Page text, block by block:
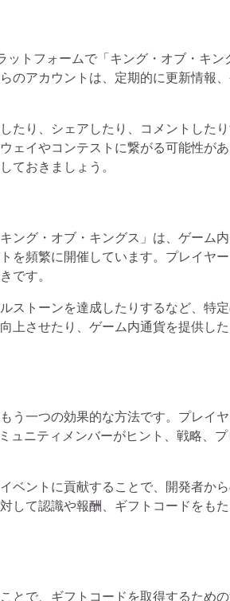
トフォームで「キング・オブ・キン
のアカウントは、定期的に更新情報
たり、シェアしたり、コメントした
ェイやコンテストに繋がる可能性があ
ておきましょう。
ング・オブ・キングス」は、ゲーム
を頻繁に開催しています。プレイヤー
です。
ストーンを達成したりするなど、特
上させたり、ゲーム内通貨を提供した
う一つの効果的な方法です。プレイ
ニティメンバーがヒント、戦略、プ
ベントに貢献することで、開発者か
して認識や報酬、ギフトコードをも
とで、ギフトコードを取得するため